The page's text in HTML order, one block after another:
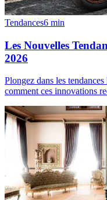
Tendances6 min
Les Nouvelles
2026
Plongez dans les
comment ces innovations